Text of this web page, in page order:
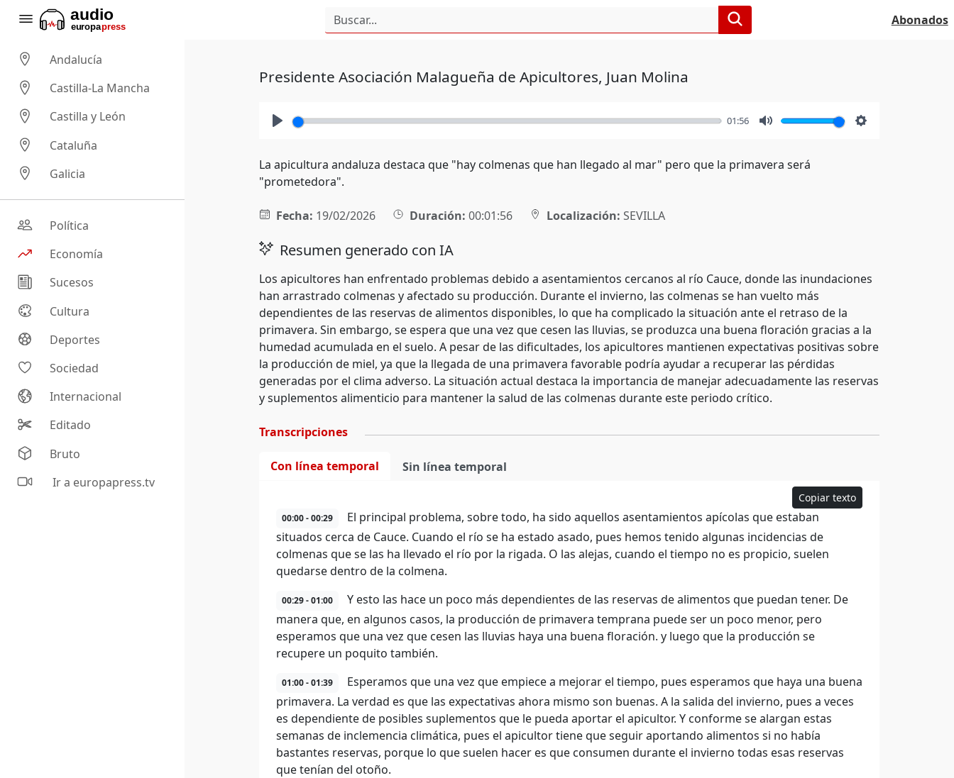
Abonados
Andalucía
Castilla-La Mancha
Castilla y León
Cataluña
Galicia
Política
Economía
Sucesos
Cultura
Deportes
Sociedad
Internacional
Editado
Bruto
Ir a europapress.tv
Presidente Asociación Malagueña de Apicultores, Juan Molina
01:56
La apicultura andaluza destaca que "hay colmenas que han llegado al mar" pero que la primavera será
"prometedora".
Fecha: 19/02/2026 Duración: 00:01:56 Localización: SEVILLA
Resumen generado con IA
Los apicultores han enfrentado problemas debido a asentamientos cercanos al río Cauce, donde las inundaciones
han arrastrado colmenas y afectado su producción. Durante el invierno, las colmenas se han vuelto más
dependientes de las reservas de alimentos disponibles, lo que ha complicado la situación ante el retraso de la
primavera. Sin embargo, se espera que una vez que cesen las lluvias, se produzca una buena floración gracias a la
humedad acumulada en el suelo. A pesar de las dificultades, los apicultores mantienen expectativas positivas sobre
la producción de miel, ya que la llegada de una primavera favorable podría ayudar a recuperar las pérdidas
generadas por el clima adverso. La situación actual destaca la importancia de manejar adecuadamente las reservas
y suplementos alimenticio para mantener la salud de las colmenas durante este periodo crítico.
Transcripciones
Con línea temporal Sin línea temporal
Copiar texto
00:00 - 00:29
El principal problema, sobre todo, ha sido aquellos asentamientos apícolas que estaban
situados cerca de Cauce. Cuando el río se ha estado asado, pues hemos tenido algunas incidencias de
colmenas que se las ha llevado el río por la rigada. O las alejas, cuando el tiempo no es propicio, suelen
quedarse dentro de la colmena.
00:29 - 01:00
Y esto las hace un poco más dependientes de las reservas de alimentos que puedan tener. De
manera que, en algunos casos, la producción de primavera temprana puede ser un poco menor, pero
esperamos que una vez que cesen las lluvias haya una buena floración. y luego que la producción se
recupere un poquito también.
01:00 - 01:39
Esperamos que una vez que empiece a mejorar el tiempo, pues esperamos que haya una buena
primavera. La verdad es que las expectativas ahora mismo son buenas. A la salida del invierno, pues a veces
es dependiente de posibles suplementos que le pueda aportar el apicultor. Y conforme se alargan estas
semanas de inclemencia climática, pues el apicultor tiene que seguir aportando alimentos si no había
bastantes reservas, porque lo que suelen hacer es que consumen durante el invierno todas esas reservas
que tenían del otoño.